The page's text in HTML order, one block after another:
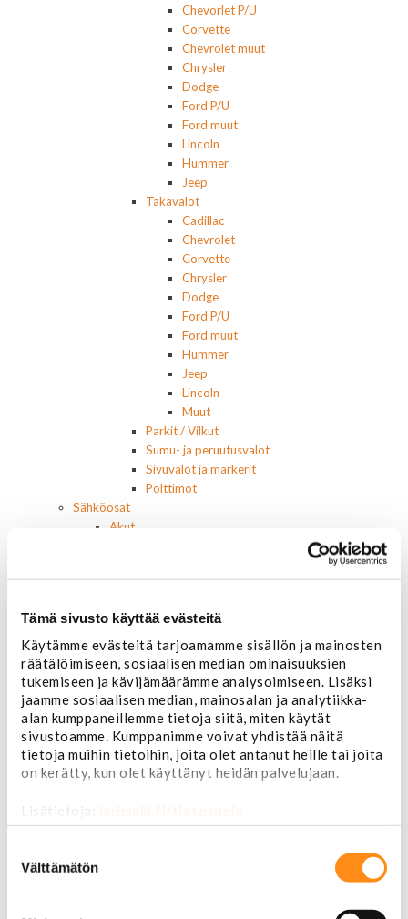
Tämä sivusto käyttää evästeitä
Käytämme evästeitä tarjoamamme sisällön ja mainosten
räätälöimiseen, sosiaalisen median ominaisuuksien
tukemiseen ja kävijämäärämme analysoimiseen. Lisäksi
jaamme sosiaalisen median, mainosalan ja analytiikka-
alan kumppaneillemme tietoja siitä, miten käytät
sivustoamme. Kumppanimme voivat yhdistää näitä
tietoja muihin tietoihin, joita olet antanut heille tai joita
on kerätty, kun olet käyttänyt heidän palvelujaan.
Lisätietoja: jarimaki.fi/tietosuoja
valinta
Välttämätön
Chevorlet P/U
Corvette
Chevrolet muut
Chrysler
Dodge
Ford P/U
Ford muut
Lincoln
Hummer
Jeep
Takavalot
Cadillac
Chevrolet
Corvette
Chrysler
Dodge
Ford P/U
Ford muut
Hummer
Jeep
Lincoln
Muut
Parkit / Vilkut
Sumu- ja peruutusvalot
Sivuvalot ja markerit
Polttimot
Sähköosat
Akut
Lasinnostin- ja keskuslukon moottorit
Laturit
Lämmitys ja ilmastointi
Etuvastukset
Kennot
Kompressorit ja osat
Käyttöpaneelit / kytkimet
Moottorit
Ilmastoinnin osat
Muut
Ohjainlaitteet